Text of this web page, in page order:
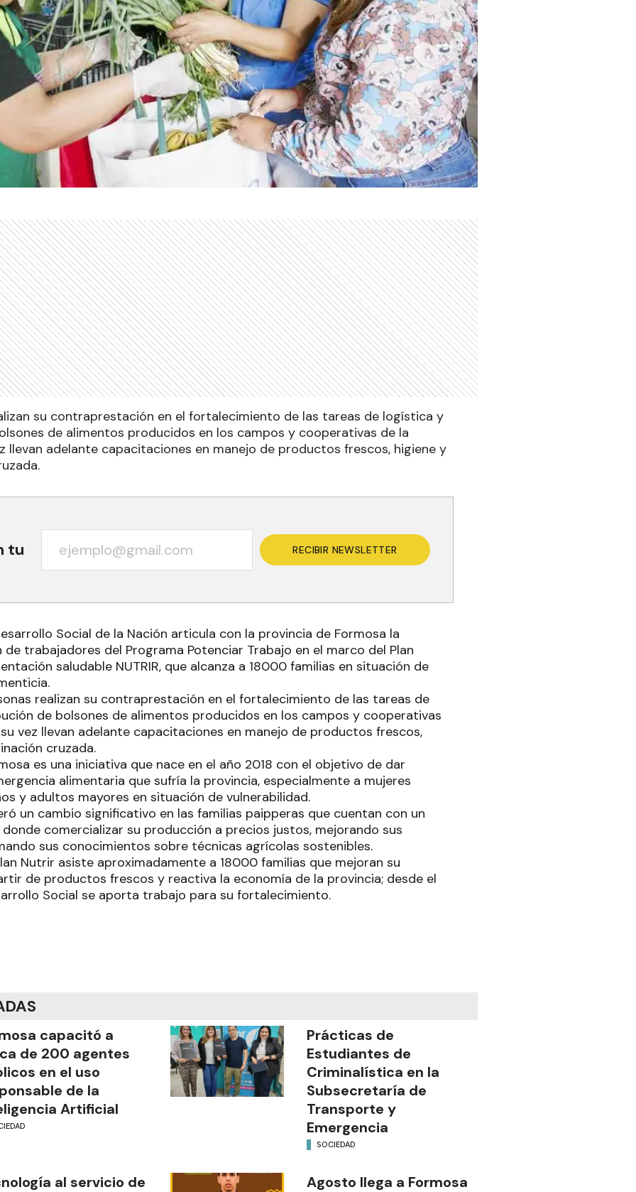
su contraprestación en el fortalecimiento de las tareas de logística y
de alimentos producidos en los campos y cooperativas de la
llevan adelante capacitaciones en manejo de productos frescos, higiene y
tu RECIBIR NEWSLETTER
Social de la Nación articula con la provincia de Formosa la
trabajadores del Programa Potenciar Trabajo en el marco del Plan
saludable NUTRIR, que alcanza a 18000 familias en situación de
realizan su contraprestación en el fortalecimiento de las tareas de
de bolsones de alimentos producidos en los campos y cooperativas
vez llevan adelante capacitaciones en manejo de productos frescos,
cruzada.
es una iniciativa que nace en el año 2018 con el objetivo de dar
alimentaria que sufría la provincia, especialmente a mujeres
y adultos mayores en situación de vulnerabilidad.
un cambio significativo en las familias paipperas que cuentan con un
comercializar su producción a precios justos, mejorando sus
sus conocimientos sobre técnicas agrícolas sostenibles.
Nutrir asiste aproximadamente a 18000 familias que mejoran su
de productos frescos y reactiva la economía de la provincia; desde el
Social se aporta trabajo para su fortalecimiento.
capacitó a
de 200 agentes
en el uso
de la
Artificial
Prácticas de
Estudiantes de
Criminalística en la
Subsecretaría de
Transporte y
Emergencia
SOCIEDAD
al servicio de
Agosto llega a Formosa